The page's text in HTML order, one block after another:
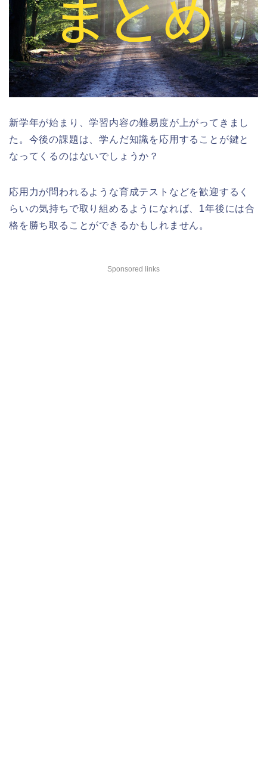
新学年が始まり、学習内容の難易度が上がってきまし
た。今後の課題は、学んだ知識を応用することが鍵と
なってくるのはないでしょうか？
応用力が問われるような育成テストなどを歓迎するく
らいの気持ちで取り組めるようになれば、1年後には合
格を勝ち取ることができるかもしれません。
Sponsored links